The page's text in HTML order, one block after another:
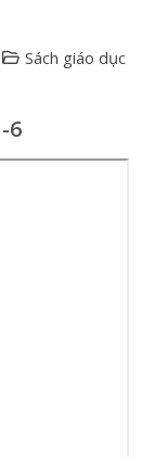
Sách giáo dục
6